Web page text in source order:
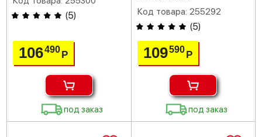
(5)
106490 Р
под заказ
Код товара: 255292
(5)
109590 Р
под заказ